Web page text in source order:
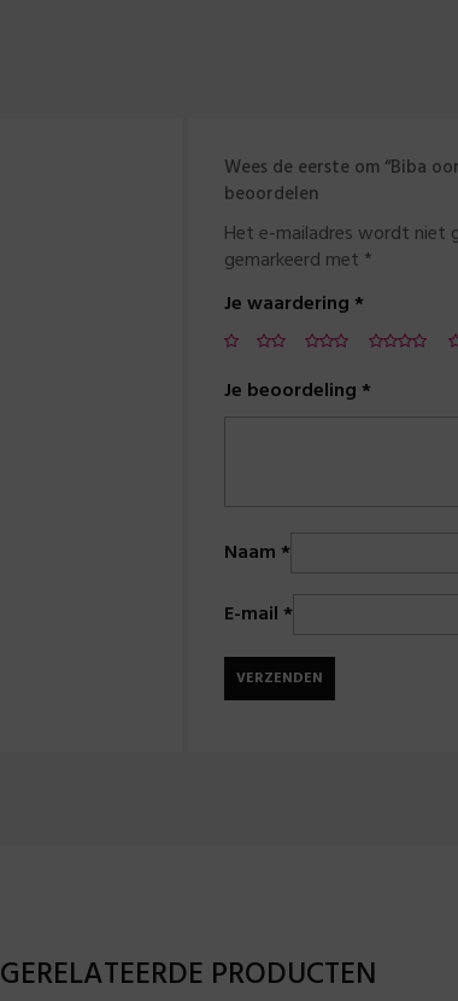
Wees de eerste om “Biba
beoordelen
Het e-mailadres wordt niet
gemarkeerd met *
Je waardering*
Je beoordeling*
Naam*
E-mail*
GERELATEERDE PRODUCTEN